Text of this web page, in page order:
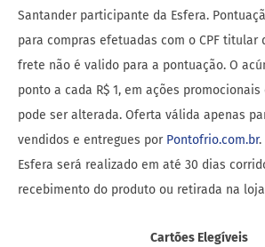
Santander participante da Esfera.
para compras efetuadas com o CPF titular
frete não é valido para a pontuação. O
ponto a cada R$ 1, em ações
pode ser alterada. Oferta válida apenas
vendidos e entregues por Pontofrio.com.br.
Esfera será realizado em até 30 dias
recebimento do produto ou retirada na
Cartões Elegíveis